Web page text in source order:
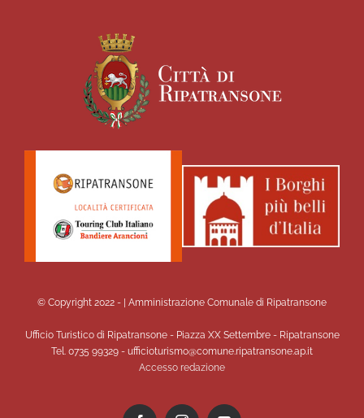
© Copyright 2022 - | Amministrazione Comunale di Ripatransone
Ufficio Turistico di Ripatransone - Piazza XX Settembre - Ripatransone
Tel. 0735 99329 - ufficioturismo@comune.ripatransone.ap.it
Accesso redazione